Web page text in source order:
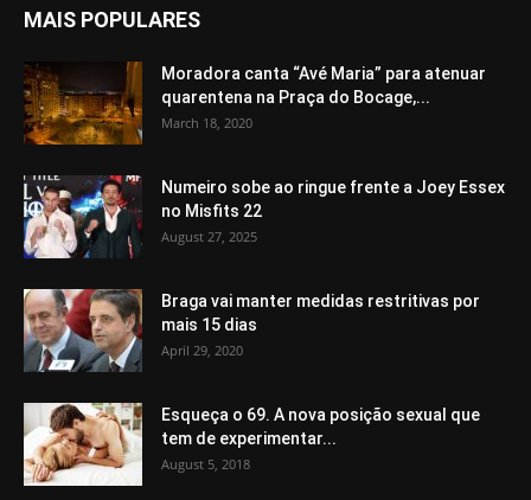
MAIS POPULARES
Moradora canta “Avé Maria” para atenuar
quarentena na Praça do Bocage,...
March 18, 2020
Numeiro sobe ao ringue frente a Joey Essex
no Misfits 22
August 27, 2025
Braga vai manter medidas restritivas por
mais 15 dias
April 29, 2020
Esqueça o 69. A nova posição sexual que
tem de experimentar...
August 5, 2018